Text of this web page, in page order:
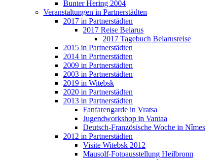
Bunter Hering 2004
Veranstaltungen in Partnerstädten
2017 in Partnerstädten
2017 Reise Belarus
2017 Tagebuch Belarusreise
2015 in Partnerstädten
2014 in Partnerstädten
2009 in Partnerstädten
2003 in Partnerstädten
2019 in Witebsk
2020 in Partnerstädten
2013 in Partnerstädten
Fanfarengarde in Vratsa
Jugendworkshop in Vantaa
Deutsch-Französische Woche in Nîmes
2012 in Partnerstädten
Visite Witebsk 2012
Mausolf-Fotoausstellung Heilbronn